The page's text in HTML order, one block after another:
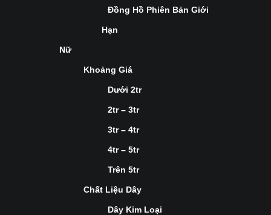
Đồng Hồ Phiên Bản Giới
Hạn
Nữ
Khoảng Giá
Dưới 2tr
2tr – 3tr
3tr – 4tr
4tr – 5tr
Trên 5tr
Chất Liệu Dây
Dây Kim Loại